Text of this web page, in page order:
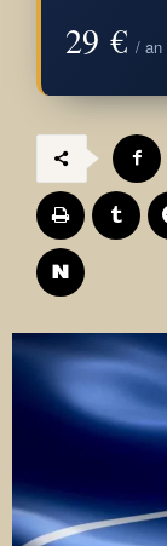
29 € / an